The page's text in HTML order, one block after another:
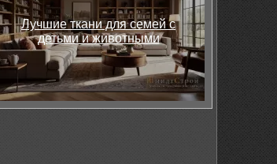
Лучшие ткани для семей с
детьми и животными